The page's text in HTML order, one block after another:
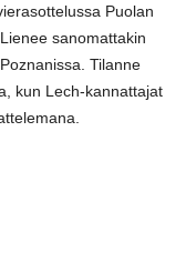
Puolan
sanomattakin
Tilanne
kun Lech-kannattajat